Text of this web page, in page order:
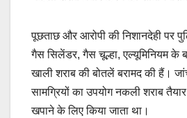
पूछताछ और आरोपी की निशानदेही पर
गैस सिलेंडर, गैस चूल्हा, एल्यूमिनियम के
खाली शराब की बोतलें बरामद की हैं।
सामग्रियों का उपयोग नकली शराब
खपाने के लिए किया जाता था।